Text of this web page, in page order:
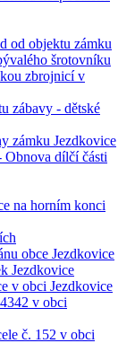
od objektu zámku
šrotovníku
zbrojnicí v
zábavy - dětské
zámku Jezdkovice
Obnova dílčí části
na horním konci
obce Jezdkovice
Jezdkovice
v obci Jezdkovice
v obci
č. 152 v obci